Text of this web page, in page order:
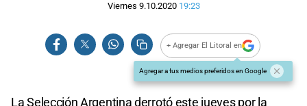
Viernes 9.10.2020 19:23
+ Agregar El Litoral en
Agregar a tus medios preferidos en Google
La Selección Argentina derrotó este jueves por la